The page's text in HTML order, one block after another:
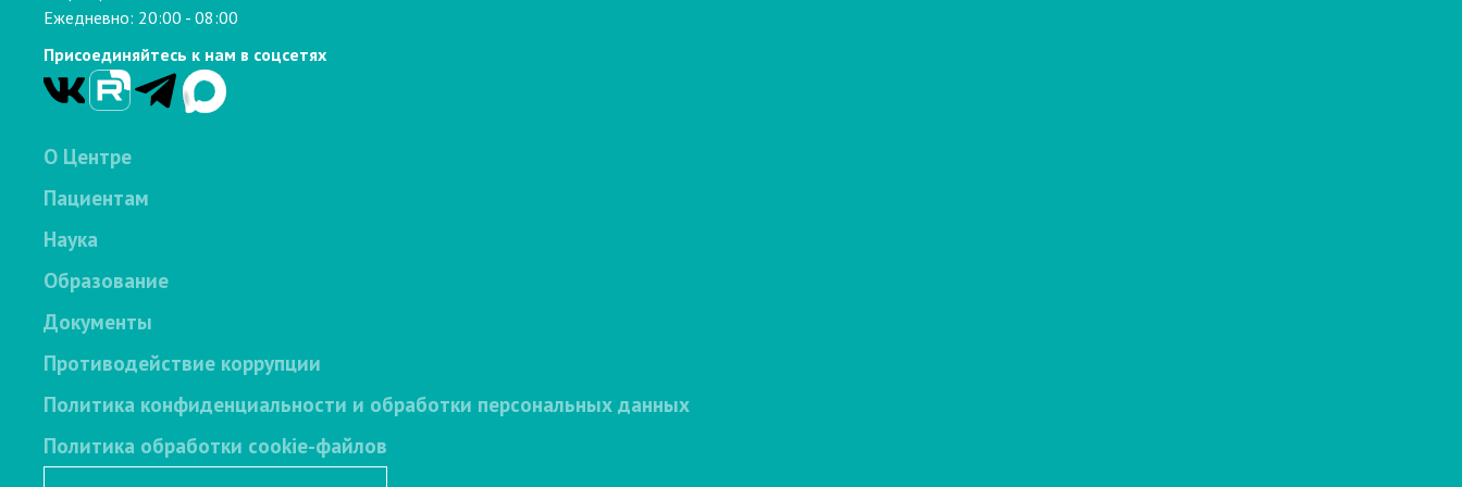
Ежедневно: 20:00 - 08:00
Присоединяйтесь к нам в соцсетях
О Центре
Пациентам
Наука
Образование
Документы
Противодействие коррупции
Политика конфиденциальности и обработки персональных данных
Политика обработки cookie-файлов